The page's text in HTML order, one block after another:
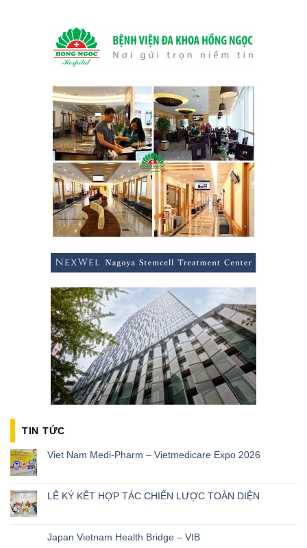
TIN TỨC
Viet Nam Medi-Pharm – Vietmedicare Expo 2026
LỄ KÝ KẾT HỢP TÁC CHIẾN LƯỢC TOÀN DIỆN
Japan Vietnam Health Bridge – VIB